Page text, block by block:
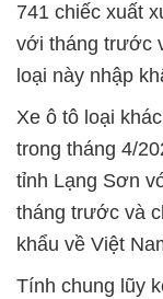
741 chiếc xuất
với tháng trước
loại này nhập
Xe ô tô loại
trong tháng 4/
tỉnh Lạng Sơn
tháng trước và
khẩu về Việt
Tính chung lũy